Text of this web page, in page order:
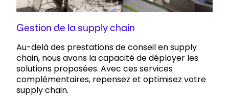
Gestion de la supply chain
Au-delà des prestations de conseil en supply
chain, nous avons la capacité de déployer les
solutions proposées. Avec ces services
complémentaires, repensez et optimisez votre
supply chain.